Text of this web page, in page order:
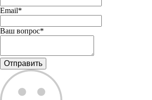
Email*
Ваш вопрос*